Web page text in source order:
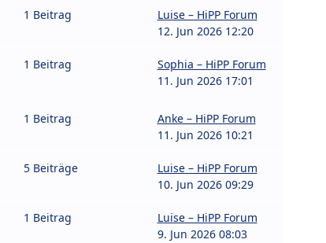
1 Beitrag
Luise – HiPP Forum
12. Jun 2026 12:20
1 Beitrag
Sophia – HiPP Forum
11. Jun 2026 17:01
1 Beitrag
Anke – HiPP Forum
11. Jun 2026 10:21
5 Beiträge
Luise – HiPP Forum
10. Jun 2026 09:29
1 Beitrag
Luise – HiPP Forum
9. Jun 2026 08:03